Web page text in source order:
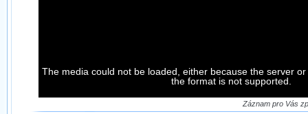
ve formátu, který není vhodný pro stahování,
proto je ke stažení nenabízíme.
The media could not be loaded, either because the server
the format is not supported.
Záznam pro Vás